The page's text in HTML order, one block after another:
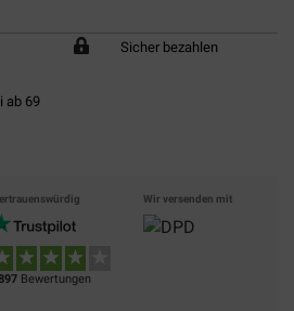
Sicher bezahlen
ab 69
Bewertungen
Wir versenden mit